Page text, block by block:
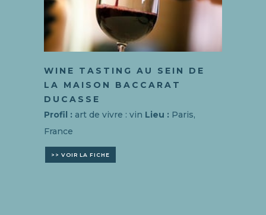
WINE TASTING AU SEIN DE
LA MAISON BACCARAT
DUCASSE
Profil : art de vivre : vin Lieu : Paris,
France
>> VOIR LA FICHE